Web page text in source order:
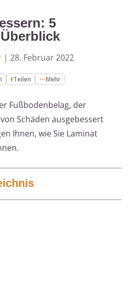
5
| 28. Februar 2022
Teilen Mehr
Fußbodenbelag, der
Schäden ausgebessert
Ihnen, wie Sie Laminat